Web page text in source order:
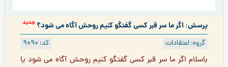
پرسش: اگر ما سر قبر کسی گفتگو کنیم روحش آگاه مي شود؟جدید
کد: 9090 گروه: اعتقادات
باسلام اگر ما سر قبر کسی گفتگو کنیم روحش آگاه مي شود یا